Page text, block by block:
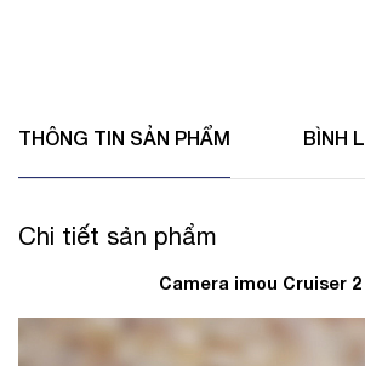
THÔNG TIN SẢN PHẨM BÌNH
Chi tiết sản phẩm
Camera imou Cruiser